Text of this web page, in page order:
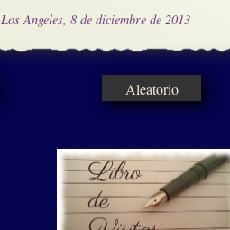
Los Angeles, 8 de diciembre de 2013
Aleatorio